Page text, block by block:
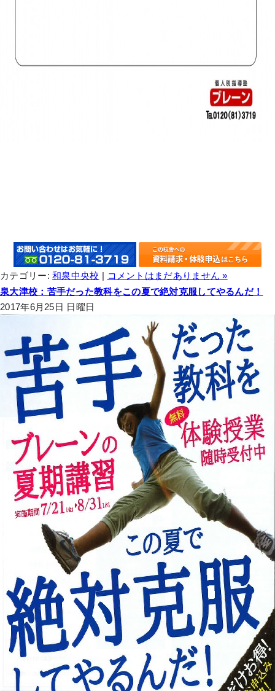
カテゴリー:和泉中央校 | コメントはまだありません »
泉大津校：苦手だった教科をこの夏で絶対克服してやるんだ！
2017年6月25日 日曜日